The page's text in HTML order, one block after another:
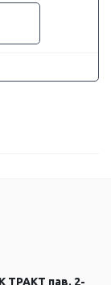
ТРАКТ пав. 2-